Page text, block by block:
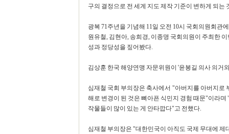
구의 결정으로 전 세계 지도 제작 기준이 변하게 되는
광복 71주년을 기념해 11일 오전 10시 국회의원회관
원유철, 김현아, 송희경, 이종명 국회의원이 주최한
성과 정당성을 짚어봤다.
김상훈 한국 해양연맹 자문위원이 '윤봉길 의사 의거
심재철 국회 부의장은 축사에서 "아버지를 아버지
해로 변경이 된 것은 뼈아픈 식민지 경험 때문"이라
작물들이 많이 있는 게 안타깝다"고 전했다.
심재철 부의장은 "대한민국이 아직도 국제 무대에